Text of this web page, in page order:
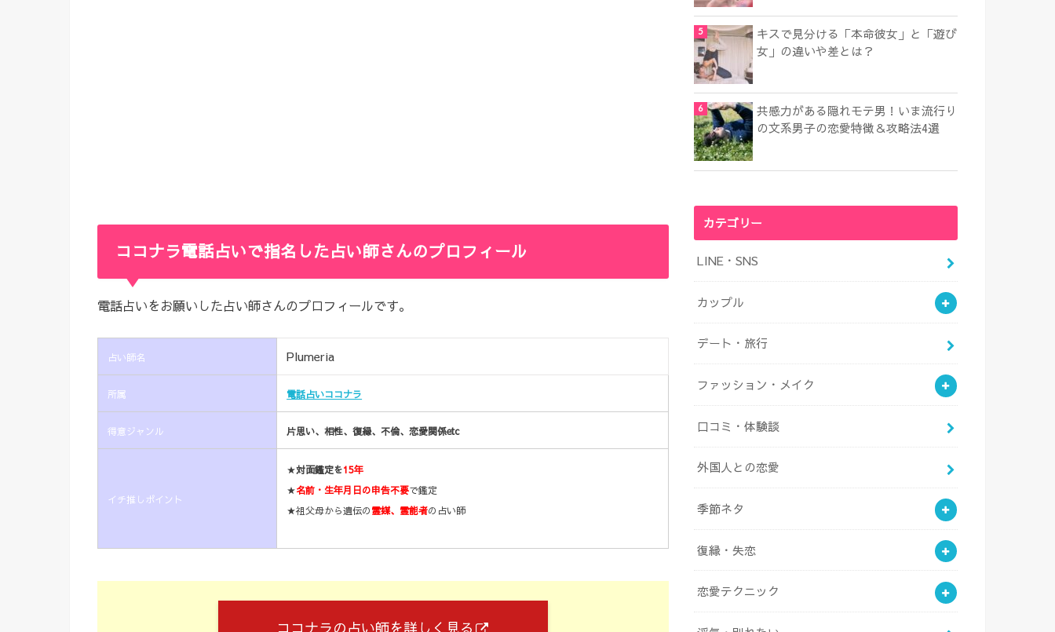
ココナラ電話占いで指名した占い師さんのプロフィール
電話占いをお願いした占い師さんのプロフィールです。
占い師名 Plumeria
所属 電話占いココナラ
得意ジャンル 片思い、相性、復縁、不倫、恋愛関係etc
イチ推しポイント
★対面鑑定を15年
★名前・生年月日の申告不要で鑑定
★祖父母から遺伝の霊媒、霊能者の占い師
ココナラの占い師を詳しく見る
キスで見分ける「本命彼女」と「遊び
女」の違いや差とは？
共感力がある隠れモテ男！いま流行り
の文系男子の恋愛特徴＆攻略法4選
カテゴリー
LINE・SNS
カップル
デート・旅行
ファッション・メイク
口コミ・体験談
外国人との恋愛
季節ネタ
復縁・失恋
恋愛テクニック